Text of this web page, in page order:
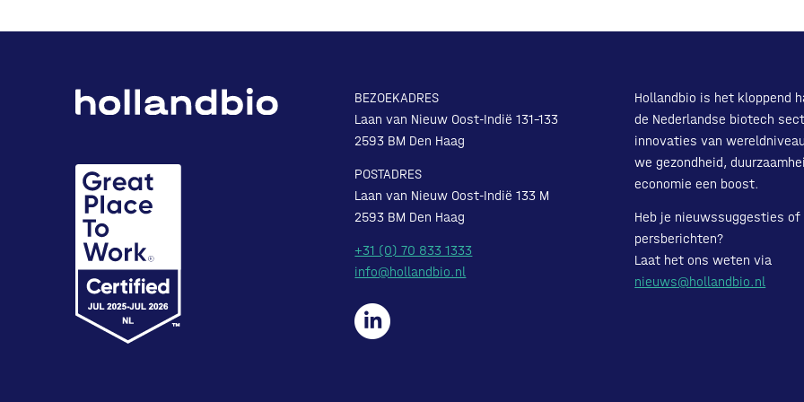
BEZOEKADRES
Laan van Nieuw Oost-Indië 131-133
2593 BM Den Haag
POSTADRES
Laan van Nieuw Oost-Indië 133 M
2593 BM Den Haag
+31 (0) 70 833 1333
info@hollandbio.nl
Hollandbio is het kloppend
de Nederlandse biotech
innovaties van
we gezondheid,
economie een boost.
Heb je nieuwssuggesties of
persberichten?
Laat het ons weten via
nieuws@hollandbio.nl